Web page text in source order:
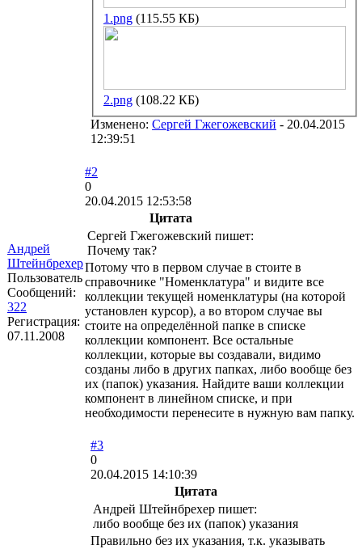
1.png (115.55 КБ)
2.png (108.22 КБ)
Изменено: Сергей Гжегожевский - 20.04.2015
12:39:51
Андрей
Штейнбрехер
Пользователь
Сообщений:
322
Регистрация:
07.11.2008
#2
0
20.04.2015 12:53:58
Цитата
Сергей Гжегожевский пишет:
Почему так?
Потому что в первом случае в стоите в
справочнике "Номенклатура" и видите все
коллекции текущей номенклатуры (на которой
установлен курсор), а во втором случае вы
стоите на определённой папке в списке
коллекции компонент. Все остальные
коллекции, которые вы создавали, видимо
созданы либо в других папках, либо вообще без
их (папок) указания. Найдите ваши коллекции
компонент в линейном списке, и при
необходимости перенесите в нужную вам папку.
#3
0
20.04.2015 14:10:39
Цитата
Андрей Штейнбрехер пишет:
либо вообще без их (папок) указания
Правильно без их указания, т.к. указывать